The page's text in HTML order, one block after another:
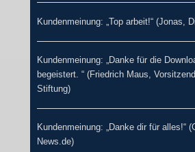
Kundenmeinung: „Top arbeit!“ (Jonas,
Kundenmeinung: „Danke für die
begeistert. “ (Friedrich Maus,
Stiftung)
Kundenmeinung: „Danke dir für alles!“
News.de)